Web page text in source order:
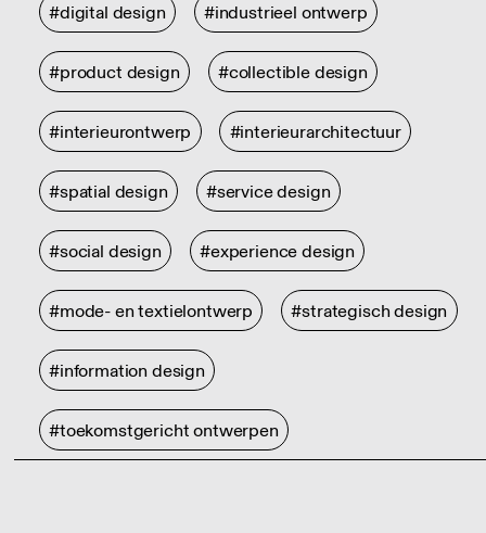
#digital design #industrieel ontwerp
#product design #collectible design
#interieurontwerp #interieurarchitectuur
#spatial design #service design
#social design #experience design
#mode- en textielontwerp #strategisch design
#information design
#toekomstgericht ontwerpen